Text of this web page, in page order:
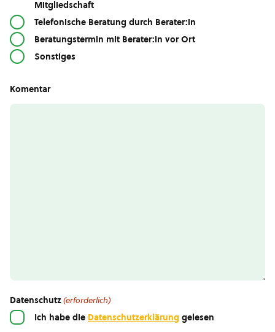
Mitgliedschaft
Telefonische Beratung durch Berater:in
Beratungstermin mit Berater:in vor Ort
Sonstiges
Komentar
Datenschutz(erforderlich)
Ich habe die Datenschutzerklärung gelesen